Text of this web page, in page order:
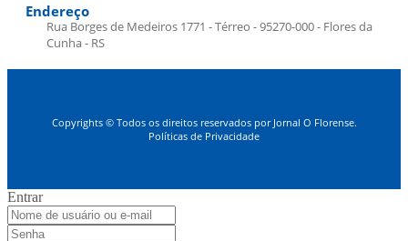
Endereço
Rua Borges de Medeiros 1771 - Térreo - 95270-000 - Flores da
Cunha - RS
Copyrights © Todos os direitos reservados por Jornal O Florense.
Políticas de Privacidade
Entrar